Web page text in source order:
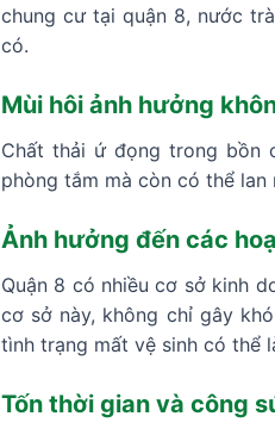
chung cư tại quận 8, nước
có.
Mùi hôi ảnh hưởng
Chất thải ứ đọng trong bồn
phòng tắm mà còn có thể
Ảnh hưởng đến các
Quận 8 có nhiều cơ sở kinh
cơ sở này, không chỉ gây
tình trạng mất vệ sinh có thể
Tốn thời gian và công